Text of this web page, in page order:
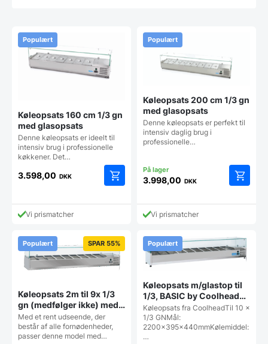
Populært
Køleopsats 160 cm 1/3 gn
med glasopsats
Denne køleopsats er ideelt til
intensiv brug i professionelle
køkkener. Det…
3.598,00 DKK
Vi prismatcher
Populært
Køleopsats 200 cm 1/3 gn
med glasopsats
Denne køleopsats er perfekt til
intensiv daglig brug i
professionelle…
3.998,00 DKK
Vi prismatcher
Populært SPAR 55%
Køleopsats 2m til 9x 1/3
gn (medfølger ikke) med
glas, BASIC by Coolhead
Europe
Med et rent udseende, der
består af alle fornødenheder,
passer denne model med…
Populært
Køleopsats m/glastop til
1/3, BASIC by Coolhead
Europe
Køleopsats fra CoolheadTil 10 x
1/3 GNMål:
2200x395x440mmKølemiddel:
…